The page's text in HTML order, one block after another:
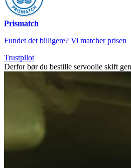
Prismatch
Fundet det billigere? Vi matcher prisen
Trustpilot
Derfor bør du bestille servoolie skift